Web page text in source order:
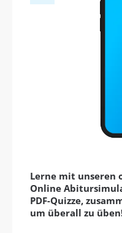
Lerne mit unseren
Online
PDF-Quizze,
um überall zu